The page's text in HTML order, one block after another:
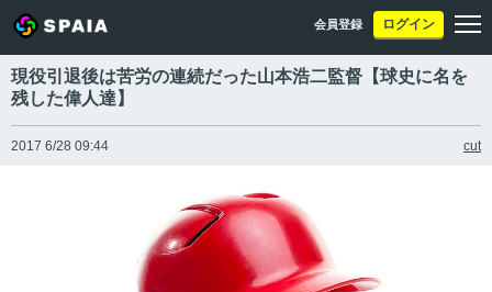
会員登録 ログイン
現役引退後は苦労の連続だった山本浩二監督【球史に名を
残した偉人達】
2017 6/28 09:44 cut